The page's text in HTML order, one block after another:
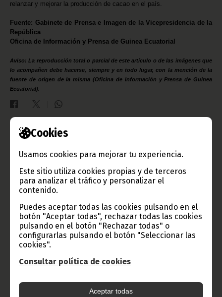
Cookies
Usamos cookies para mejorar tu experiencia.
Este sitio utiliza cookies propias y de terceros
para analizar el tráfico y personalizar el
contenido.
Puedes aceptar todas las cookies pulsando en el
botón "Aceptar todas", rechazar todas las cookies
pulsando en el botón "Rechazar todas" o
configurarlas pulsando el botón "Seleccionar las
cookies".
Consultar política de cookies
Aceptar todas
relanzar y mejorar la producción de cacao en el país.
Fuente: Gabinete de Prensa e Imagen de la Vicepresidencia de la
República
Oficina de Información y Prensa de Guinea Ecuatorial
Aviso: La reproducción total o parcial de este artículo o de las imágenes que
lo acompañen debe hacerse, siempre y en todo lugar, con la mención de la
fuente de origen de la misma (Oficina de Información y Prensa de Guinea
Ecuatorial).
Gobierno e Instituciones
Información de Guinea Ecuatorial
TVGE
Radio Nacional de Guinea
Ecuatorial
Haz click aquí para escuchar ahora